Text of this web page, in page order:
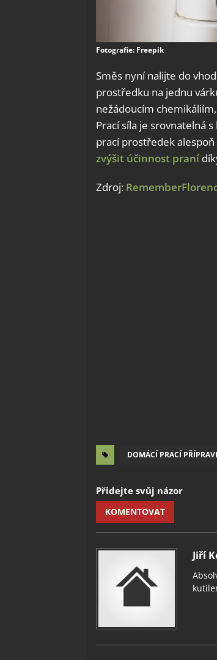
Fotografie: Freepik
Směs nyní nalijte do
prostředku na jednu
nežádoucím chemikáliím,
Prací síla je srovnatelná
prací prostředek
zvýšit účinnost praní
Zdroj:
DOMÁCÍ PRACÍ
Přidejte svůj názor
KOMENTOVAT
Jiří